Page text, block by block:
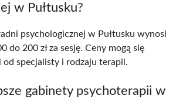
w Pułtusku?
psychologicznej w Pułtusku wynosi
do 200 zł za sesję. Ceny mogą się
od specjalisty i rodzaju terapii.
gabinety psychoterapii w